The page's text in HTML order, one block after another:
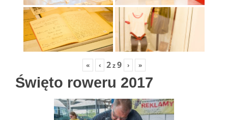
« ‹ 2z9 › »
Święto roweru 2017